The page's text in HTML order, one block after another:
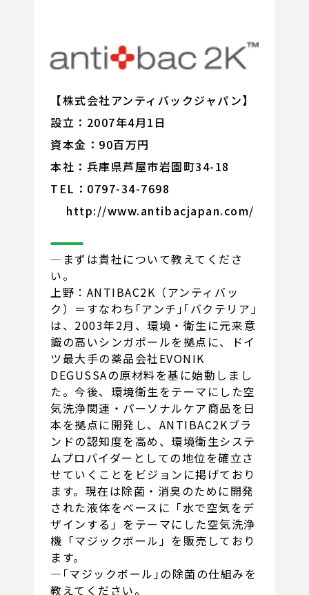
【株式会社アンティバックジャパン】
設立：2007年4月1日
資本金：90百万円
本社：兵庫県芦屋市岩園町34-18
TEL：0797-34-7698
http://www.antibacjapan.com/
―まずは貴社について教えてくださ
い。
上野：ANTIBAC2K（アンティバッ
ク）＝すなわち｢アンチ｣｢バクテリア｣
は、2003年2月、環境・衛生に元来意
識の高いシンガポールを拠点に、ドイ
ツ最大手の薬品会社EVONIK
DEGUSSAの原材料を基に始動しまし
た。今後、環境衛生をテーマにした空
気洗浄関連・パーソナルケア商品を日
本を拠点に開発し、ANTIBAC2Kブラ
ンドの認知度を高め、環境衛生システ
ムプロバイダーとしての地位を確立さ
せていくことをビジョンに掲げており
ます。現在は除菌・消臭のために開発
された液体をベースに「水で空気をデ
ザインする」をテーマにした空気洗浄
機「マジックボール」を販売しており
ます。
―｢マジックボール｣の除菌の仕組みを
教えてください。